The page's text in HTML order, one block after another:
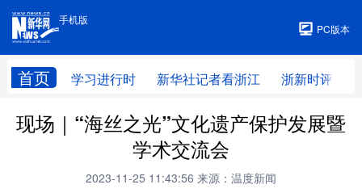
手机版
PC版本
首页 学习进行时 新华社记者看浙江 浙新时评
手机版
现场｜“海丝之光”文化遗产保护发展暨
学术交流会
2023-11-25 11:43:56 来源：温度新闻